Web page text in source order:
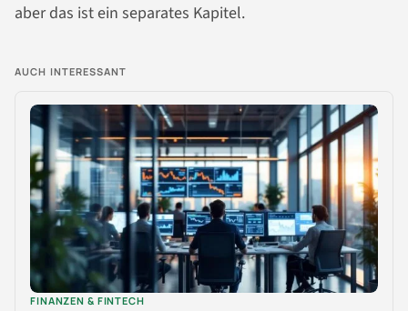
aber das ist ein separates Kapitel.
AUCH INTERESSANT
FINANZEN & FINTECH